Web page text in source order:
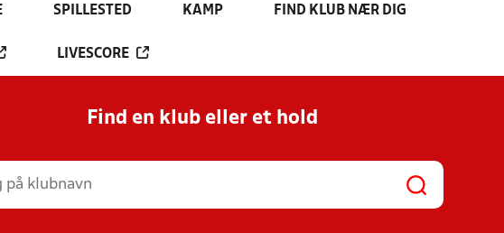
SPILLESTED KAMP FIND KLUB NÆR DIG
LIVESCORE
Find en klub eller et hold